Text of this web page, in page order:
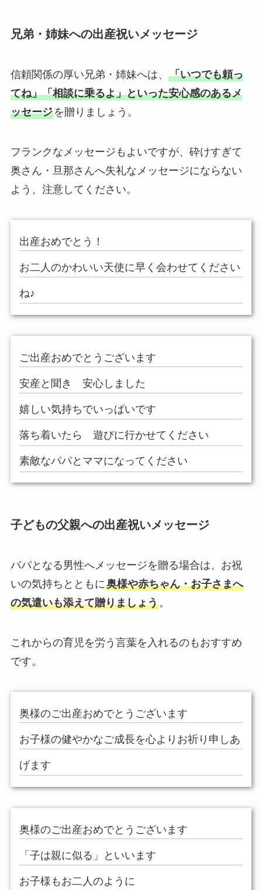
兄弟・姉妹への出産祝いメッセージ
信頼関係の厚い兄弟・姉妹へは、 「いつでも頼っ
てね」「相談に乗るよ」といった安心感のあるメ
ッセージを贈りましょう。
フランクなメッセージもよいですが、砕けすぎて
奥さん・旦那さんへ失礼なメッセージにならない
よう、注意してください。
出産おめでとう！
お二人のかわいい天使に早く会わせてください
ね♪
ご出産おめでとうございます
安産と聞き 安心しました
嬉しい気持ちでいっぱいです
落ち着いたら 遊びに行かせてください
素敵なパパとママになってください
子どもの父親への出産祝いメッセージ
パパとなる男性へメッセージを贈る場合は、お祝
いの気持ちとともに奥様や赤ちゃん・お子さまへ
の気遣いも添えて贈りましょう。
これからの育児を労う言葉を入れるのもおすすめ
です。
奥様のご出産おめでとうございます
お子様の健やかなご成長を心よりお祈り申しあ
げます
奥様のご出産おめでとうございます
「子は親に似る」といいます
お子様もお二人のように